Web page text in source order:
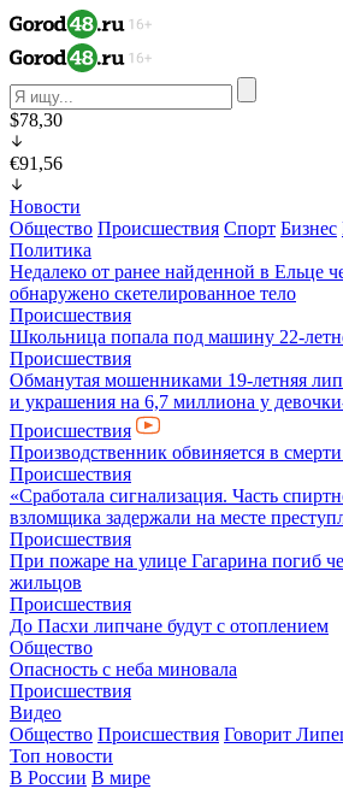
$78,30
€91,56
Новости
Общество Происшествия Спорт Бизнес
Политика
Недалеко от ранее найденной в Ельце
обнаружено скетелированное тело
Происшествия
Школьница попала под машину 22-
Происшествия
Обманутая мошенниками 19-летняя
и украшения на 6,7 миллиона у
Происшествия
Производственник обвиняется в
Происшествия
«Сработала сигнализация. Часть
взломщика задержали на месте
Происшествия
При пожаре на улице Гагарина погиб
жильцов
Происшествия
До Пасхи липчане будут с отоплением
Общество
Опасность с неба миновала
Происшествия
Видео
Общество Происшествия Говорит
Топ новости
В России В мире